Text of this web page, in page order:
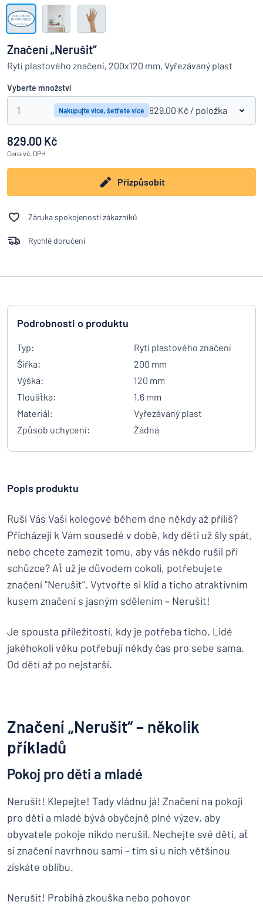
Nenacházíte, co hledáte? Začněte navrhovat
Zobrazit všechny kategorie
Vyžádat
nabídku
Přihlášení
Služby
zákazníkům
Jednotlivec / Podnik
Značení „Nerušit“
Rytí plastového značení, 200x120 mm, Vyřezávaný plast
Vyberte množství
1 Nakupujte více, šetřete více 829.00 Kč / položka
829.00 Kč
Cenavč. DPH
Přizpůsobit
Záruka spokojenosti zákazníků
Rychlé doručení
Podrobnosti o produktu
Typ:
Rytí plastového značení
Šířka:
200 mm
Výška:
120 mm
Tloušťka:
1,6 mm
Materiál:
Vyřezávaný plast
Způsob uchycení:
Žádná
Popis produktu
Ruší Vás Vaši kolegové během dne někdy až příliš?
Přicházejí k Vám sousedé v době, kdy děti už šly spát,
nebo chcete zamezit tomu, aby vás někdo rušil při
schůzce? Ať už je důvodem cokoli, potřebujete
značení “Nerušit”. Vytvořte si klid a ticho atraktivním
kusem značení s jasným sdělením – Nerušit!
Je spousta příležitostí, kdy je potřeba ticho. Lidé
jakéhokoli věku potřebují někdy čas pro sebe sama.
Od dětí až po nejstarší.
Značení „Nerušit“ – několik
příkladů
Pokoj pro děti a mladé
Nerušit! Klepejte! Tady vládnu já! Značení na pokoji
pro děti a mladé bývá obyčejně plné výzev, aby
obyvatele pokoje nikdo nerušil. Nechejte své děti, ať
si značení navrhnou sami – tím si u nich většinou
získáte oblibu.
Nerušit! Probíhá zkouška nebo pohovor